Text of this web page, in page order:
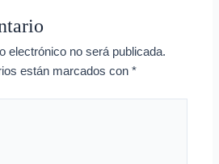
electrónico no será publicada.
están marcados con*